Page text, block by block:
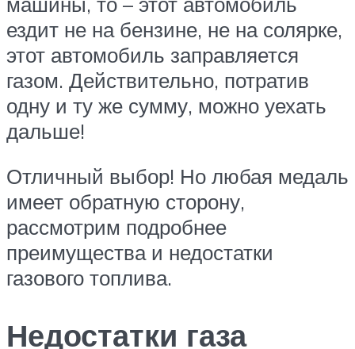
ездит не на бензине, не на солярке,
этот автомобиль заправляется
газом. Действительно, потратив
одну и ту же сумму, можно уехать
дальше!
Отличный выбор! Но любая медаль
имеет обратную сторону,
рассмотрим подробнее
преимущества и недостатки
газового топлива.
Недостатки газа